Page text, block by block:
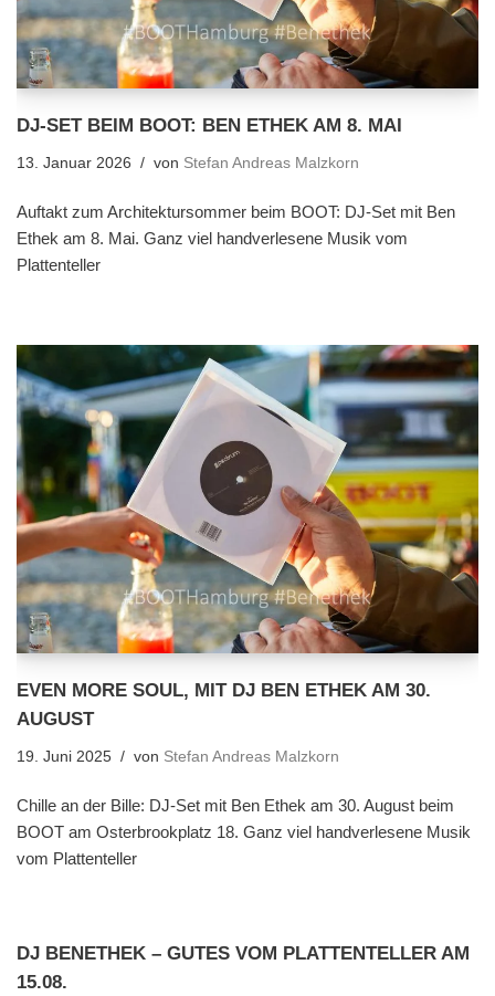
DJ-SET BEIM BOOT: BEN ETHEK AM 8. MAI
13. Januar 2026 von Stefan Andreas Malzkorn
Auftakt zum Architektursommer beim BOOT: DJ-Set mit Ben
Ethek am 8. Mai. Ganz viel handverlesene Musik vom
Plattenteller
EVEN MORE SOUL, MIT DJ BEN ETHEK AM 30.
AUGUST
19. Juni 2025 von Stefan Andreas Malzkorn
Chille an der Bille: DJ-Set mit Ben Ethek am 30. August beim
BOOT am Osterbrookplatz 18. Ganz viel handverlesene Musik
vom Plattenteller
DJ BENETHEK – GUTES VOM PLATTENTELLER AM
15.08.